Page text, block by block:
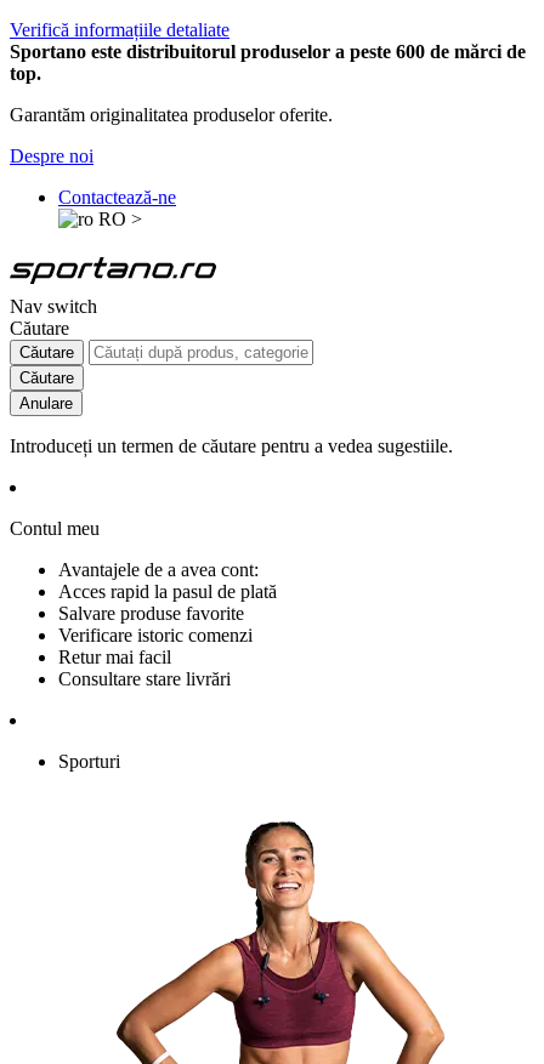
Verifică informațiile detaliate
Sportano este distribuitorul produselor a peste 600 de mărci de
top.
Garantăm originalitatea produselor oferite.
Despre noi
Contactează-ne
RO >
Nav switch
Căutare
Căutare
Căutare
Anulare
Introduceți un termen de căutare pentru a vedea sugestiile.
Contul meu
Avantajele de a avea cont:
Acces rapid la pasul de plată
Salvare produse favorite
Verificare istoric comenzi
Retur mai facil
Consultare stare livrări
Sporturi